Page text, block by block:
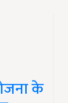
के